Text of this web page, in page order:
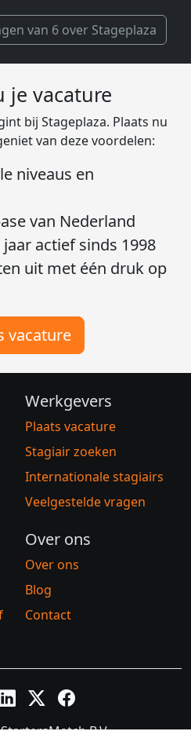
van 6 over Stageplaza
je vacature
bij Stageplaza. Plaats nu
van deze voordelen:
niveaus en
van Nederland
actief sinds 1998
uit met één druk op
vacature
Werkgevers
Plaats vacature
Stagiair zoeken
Internationale stagiairs
Veelgestelde vragen
Over ons
Over ons
Blog
Contact
LinkedInTwitter XFacebook